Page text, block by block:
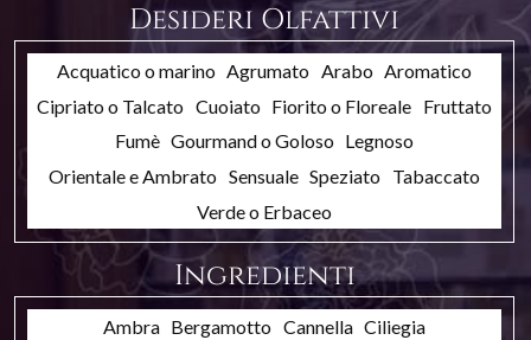
Desideri Olfattivi
Acquatico o marino Agrumato Arabo Aromatico
Cipriato o Talcato Cuoiato Fiorito o Floreale Fruttato
Fumè Gourmand o Goloso Legnoso
Orientale e Ambrato Sensuale Speziato Tabaccato
Verde o Erbaceo
Ingredienti
Ambra Bergamotto Cannella Ciliegia